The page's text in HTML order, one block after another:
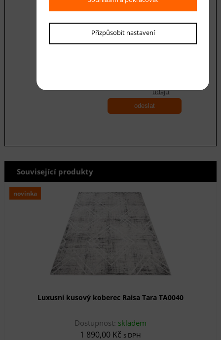
údajů
odeslat
Související produkty
novinka
Luxusní kusový koberec Raisa Tara TA0040
Dostupnost: skladem
1 890,00 Kč s DPH
Přizpůsobit nastavení